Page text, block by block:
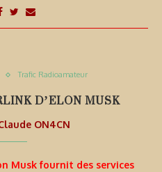
Trafic Radioamateur
D’ELON MUSK
ON4CN
Musk fournit des services